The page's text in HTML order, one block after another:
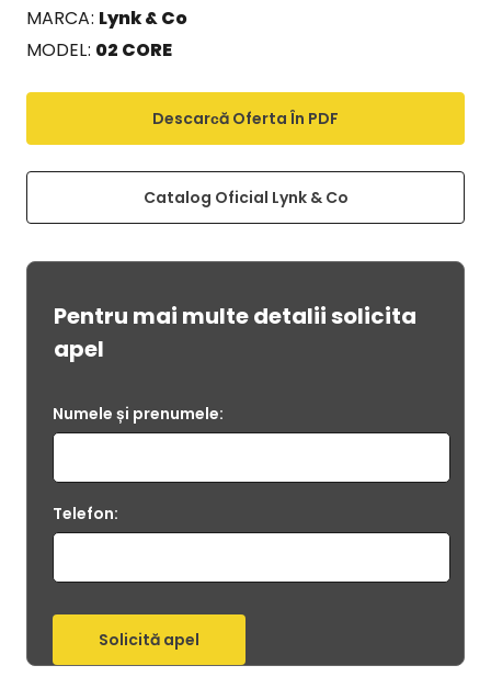
MARCA Lynk & Co
MODEL 02 CORE
Descarсă Oferta În PDF
Catalog Oficial Lynk & Co
Pentru mai multe detalii solicita
apel
Numele și prenumele:
Telefon: